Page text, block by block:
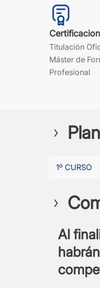
Titulación
Máster de
Profesional
1º CURSO
Al